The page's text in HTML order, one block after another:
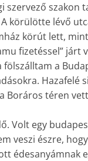
szervező szakon
körülötte lévő
körút lett,
fizetéssel” járt
a
Hazafelé
Boráros téren
Volt egy
veszi észre,
édesanyámnak